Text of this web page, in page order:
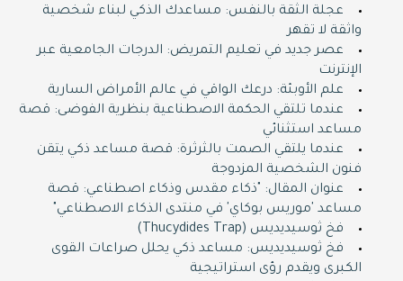
عجلة الثقة بالنفس: مساعدك الذكي لبناء شخصية
واثقة لا تقهر
عصر جديد في تعليم التمريض: الدرجات الجامعية عبر
الإنترنت
علم الأوبئة: درعك الواقي في عالم الأمراض السارية
عندما تلتقي الحكمة الاصطناعية بنظرية الفوضى: قصة
مساعد استثنائي
عندما يلتقي الصمت بالثرثرة: قصة مساعد ذكي يتقن
فنون الشخصية المزدوجة
عنوان المقال: "ذكاء مقدس وذكاء اصطناعي: قصة
مساعد 'موريس بوكاي' في منتدى الذكاء الاصطناعي"
فخ ثوسيديديس (Thucydides Trap)
فخ ثوسيديديس: مساعد ذكي يحلل صراعات القوى
الكبرى ويقدم رؤى استراتيجية